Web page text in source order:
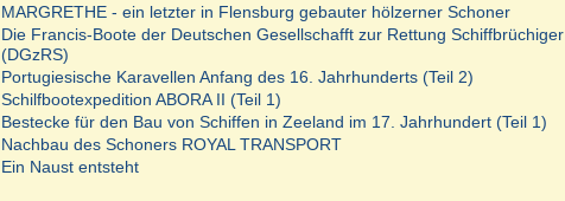
MARGRETHE - ein letzter in Flensburg gebauter hölzerner Schoner
Die Francis-Boote der Deutschen Gesellschafft zur Rettung Schiffbrüchiger
(DGzRS)
Portugiesische Karavellen Anfang des 16. Jahrhunderts (Teil 2)
Schilfbootexpedition ABORA II (Teil 1)
Bestecke für den Bau von Schiffen in Zeeland im 17. Jahrhundert (Teil 1)
Nachbau des Schoners ROYAL TRANSPORT
Ein Naust entsteht